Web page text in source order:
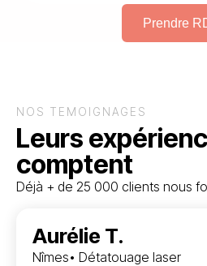
Prendre
NOS TÉMOIGNAGES
Leurs
comptent
Déjà + de 25 000 clients nous
Aurélie T.
Nîmes• Détatouage laser